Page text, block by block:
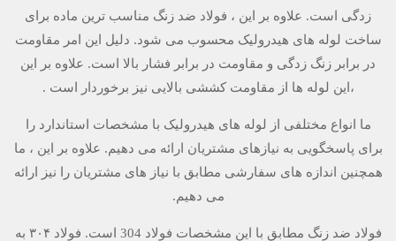
زدگی است. علاوه بر این ، فولاد ضد زنگ مناسب ترین ماده برای
ساخت لوله های هیدرولیک محسوب می شود. دلیل این امر مقاومت
در برابر زنگ زدگی و مقاومت در برابر فشار بالا است. علاوه بر این
،این لوله ها از مقاومت کششی بالایی نیز برخوردار است .
ما انواع مختلفی از لوله های هیدرولیک با مشخصات استاندارد را
برای پاسخگویی به نیازهای مشتریان ارائه می دهیم. علاوه بر این ، ما
همچنین اندازه های سفارشی مطابق با نیاز های مشتریان را نیز ارائه
می دهیم.
فولاد ضد زنگ مطابق با این مشخصات فولاد 304 است. فولاد ۳۰۴ به